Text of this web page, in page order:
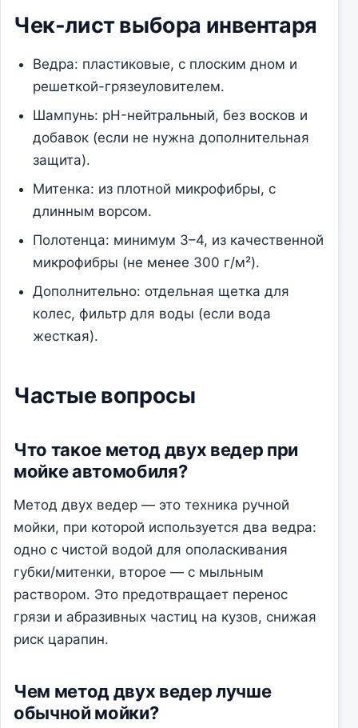
Чек-лист выбора инвентаря
Ведра: пластиковые, с плоским дном и
решеткой-грязеуловителем.
Шампунь: pH-нейтральный, без восков и
добавок (если не нужна дополнительная
защита).
Митенка: из плотной микрофибры, с
длинным ворсом.
Полотенца: минимум 3–4, из качественной
микрофибры (не менее 300 г/м²).
Дополнительно: отдельная щетка для
колес, фильтр для воды (если вода
жесткая).
Частые вопросы
Что такое метод двух ведер при
мойке автомобиля?
Метод двух ведер — это техника ручной
мойки, при которой используется два ведра:
одно с чистой водой для ополаскивания
губки/митенки, второе — с мыльным
раствором. Это предотвращает перенос
грязи и абразивных частиц на кузов, снижая
риск царапин.
Чем метод двух ведер лучше
обычной мойки?